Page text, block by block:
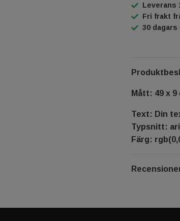
Leverans
Fri frakt
30
Mått: 49 x 9
Text: Din
Typsnitt:
Färg: